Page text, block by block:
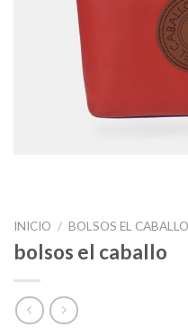
INICIO / BOLSOS EL CABALLO
bolsos el caballo